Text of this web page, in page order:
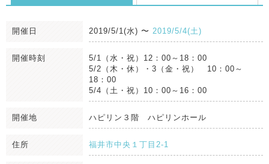
開催日 2019/5/1(水) 〜 2019/5/4(土)
開催時刻
5/1（水・祝）12：00～18：00
5/2（木・休）・3（金・祝） 10：00～
18：00
5/4（土・祝）10：00～16：00
開催地 ハピリン３階 ハピリンホール
住所 福井市中央１丁目2-1